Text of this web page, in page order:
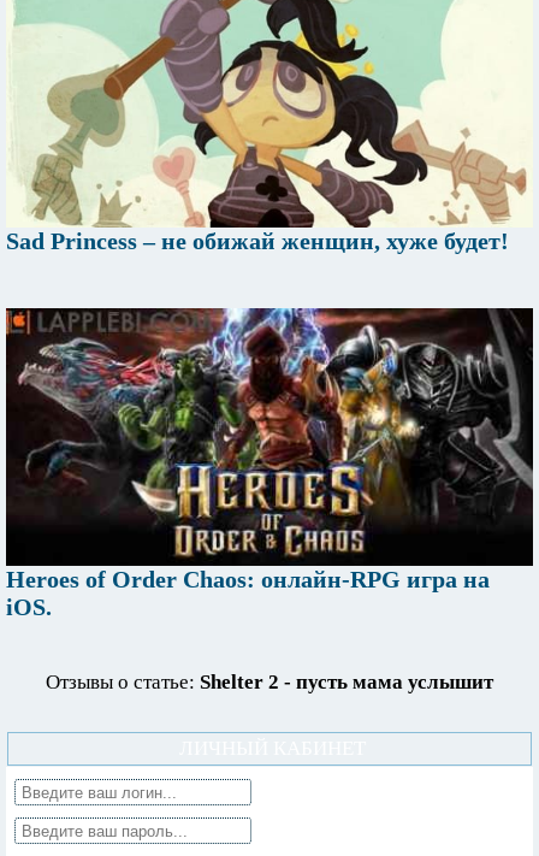
Sad Princess – не обижай женщин, хуже будет!
Heroes of Order Chaos: онлайн-RPG игра на
iOS.
Отзывы о статье: Shelter 2 - пусть мама услышит